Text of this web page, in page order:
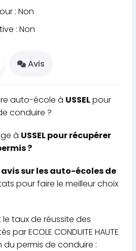
: Non
: Non
Avis
auto-école à USSELpour
conduire ?
à USSEL pour récupérer
?
avis sur les auto-écoles de
pour faire le meilleur choix
taux de réussite des
ECOLE CONDUITE HAUTE
du permis de conduire :